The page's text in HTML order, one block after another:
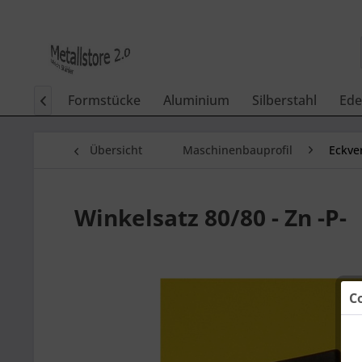
Bogen Formstücke Aluminium Silberstahl

Übersicht Maschinenbauprofil
Winkelsatz 80/80 - Zn -P-